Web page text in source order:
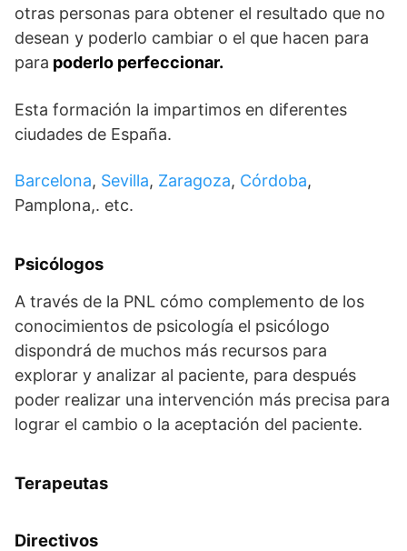
otras personas para obtener el resultado que no
desean y poderlo cambiar o el que hacen para
para poderlo perfeccionar.
Esta formación la impartimos en diferentes
ciudades de España.
Barcelona, Sevilla, Zaragoza, Córdoba,
Pamplona,. etc.
Psicólogos
A través de la PNL cómo complemento de los
conocimientos de psicología el psicólogo
dispondrá de muchos más recursos para
explorar y analizar al paciente, para después
poder realizar una intervención más precisa para
lograr el cambio o la aceptación del paciente.
Terapeutas
Directivos